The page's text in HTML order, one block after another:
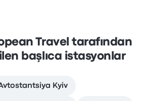
Travel tarafından
başlıca istasyonlar
Kyiv